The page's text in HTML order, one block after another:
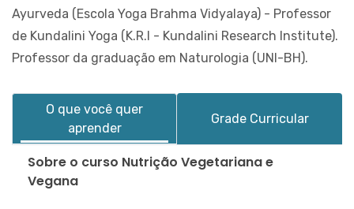
Ayurveda (Escola Yoga Brahma Vidyalaya) - Professor
de Kundalini Yoga (K.R.I - Kundalini Research Institute).
Professor da graduação em Naturologia (UNI-BH).
O que você quer
aprender
Grade Curricular
Sobre o curso Nutrição Vegetariana e
Vegana